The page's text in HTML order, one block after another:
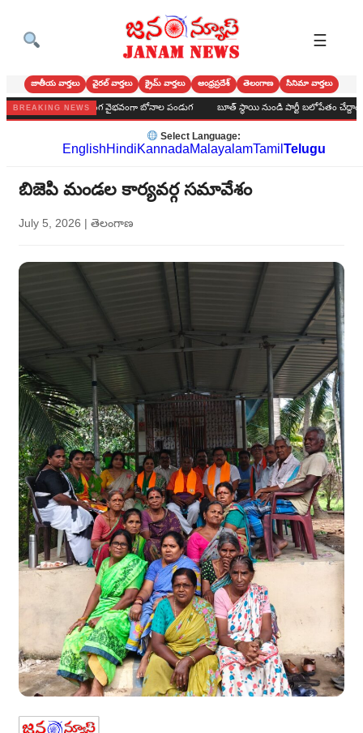
☰
జాతీయ వార్తలు వైరల్ వార్తలు క్రైమ్ వార్తలు ఆంధ్రప్రదేశ్ తెలంగాణ సినిమా వార్తలు
BREAKING NEWS
అంగరంగ వైభవంగా బోనాల పండుగ బూత్ స్థాయి నుండి పార్టీ బలోపేతం చేద్దాం : అలవరం
Select Language:
EnglishHindiKannadaMalayalamTamil Telugu
బిజెపి మండల కార్యవర్గ సమావేశం
July 5, 2026 | తెలంగాణ